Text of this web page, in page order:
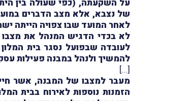
על השקעתה, (כפי שעולה בין
של נצבא, אלא מצב הדברים
לאחר המועד שבו צפויה הייתה
לא בכדי הדגיש המנהל את
להמשיך ולנהל במבנה פעילות
[...]
מעבר למצבו של המבנה, אשר
הזמנות נוספות לאירוח בבית